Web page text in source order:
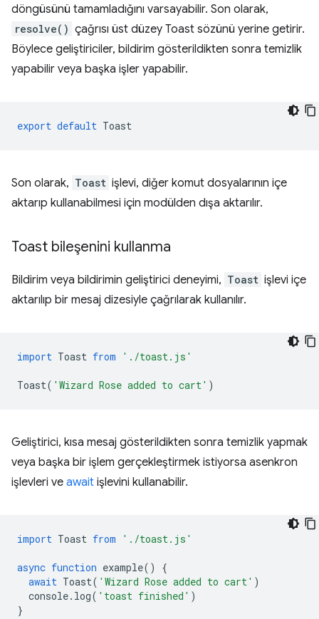
döngüsünü tamamladığını varsayabilir. Son olarak,
resolve() çağrısı üst düzey Toast sözünü yerine getirir.
Böylece geliştiriciler, bildirim gösterildikten sonra temizlik
yapabilir veya başka işler yapabilir.
export default Toast
Son olarak, Toast işlevi, diğer komut dosyalarının içe
aktarıp kullanabilmesi için modülden dışa aktarılır.
Toast bileşenini kullanma
Bildirim veya bildirimin geliştirici deneyimi, Toast işlevi içe
aktarılıp bir mesaj dizesiyle çağrılarak kullanılır.
import Toast from './toast.js'
Toast( 'Wizard Rose added to cart' )
Geliştirici, kısa mesaj gösterildikten sonra temizlik yapmak
veya başka bir işlem gerçekleştirmek istiyorsa asenkron
işlevleri ve await işlevini kullanabilir.
import Toast from './toast.js'
async function example()
{
await Toast( 'Wizard Rose added to cart' )
console. log( 'toast finished' )
}